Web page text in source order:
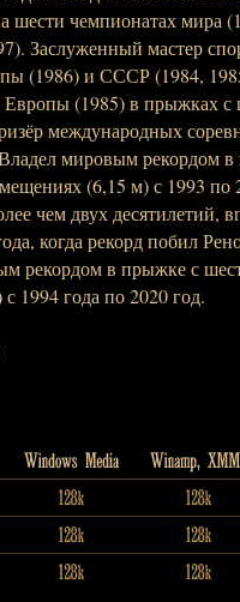
шести чемпионатах мира
Заслуженный мастер
(1986) и СССР (1984,
(1985) в прыжках с
международных
мировым рекордом
(6,15 м) с 1993 по
чем двух десятилетий,
когда рекорд побил
рекордом в прыжке с
1994 года по 2020 год.